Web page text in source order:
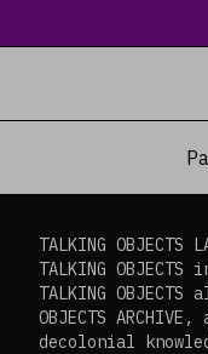
TALKING
TALKING
TALKING
OBJECTS
decolonial